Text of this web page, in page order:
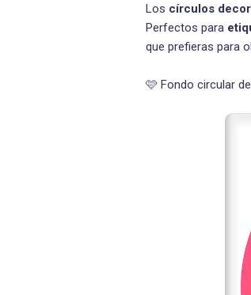
Los círculos
Perfectos para
que prefieras para
🩷 Fondo circular